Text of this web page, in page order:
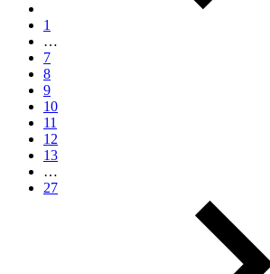
1
…
7
8
9
10
11
12
13
…
27